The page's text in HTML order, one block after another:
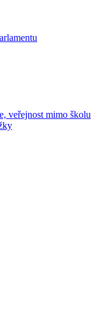
veřejnost mimo školu